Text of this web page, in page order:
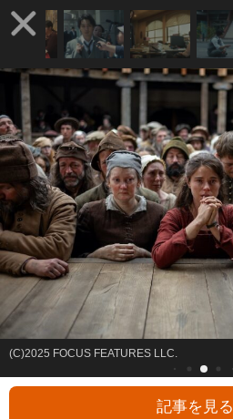
(C)2025 FOCUS FEATURES LLC.
記事を見る